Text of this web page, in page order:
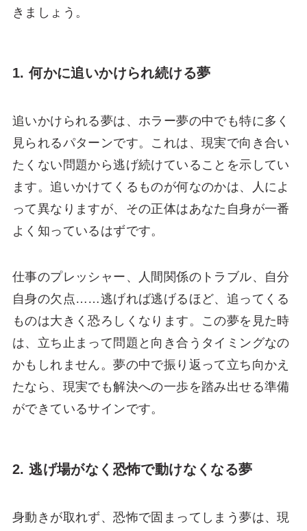
きましょう。
1. 何かに追いかけられ続ける夢
追いかけられる夢は、ホラー夢の中でも特に多く
見られるパターンです。これは、現実で向き合い
たくない問題から逃げ続けていることを示してい
ます。追いかけてくるものが何なのかは、人によ
って異なりますが、その正体はあなた自身が一番
よく知っているはずです。
仕事のプレッシャー、人間関係のトラブル、自分
自身の欠点……逃げれば逃げるほど、追ってくる
ものは大きく恐ろしくなります。この夢を見た時
は、立ち止まって問題と向き合うタイミングなの
かもしれません。夢の中で振り返って立ち向かえ
たなら、現実でも解決への一歩を踏み出せる準備
ができているサインです。
2. 逃げ場がなく恐怖で動けなくなる夢
身動きが取れず、恐怖で固まってしまう夢は、現